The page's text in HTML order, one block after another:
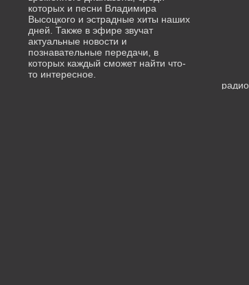
которых и песни Владимира
Высоцкого и эстрадные хиты наших
дней. Также в эфире звучат
актуальные новости и
познавательные передачи, в
которых каждый сможет найти что-
то интересное.